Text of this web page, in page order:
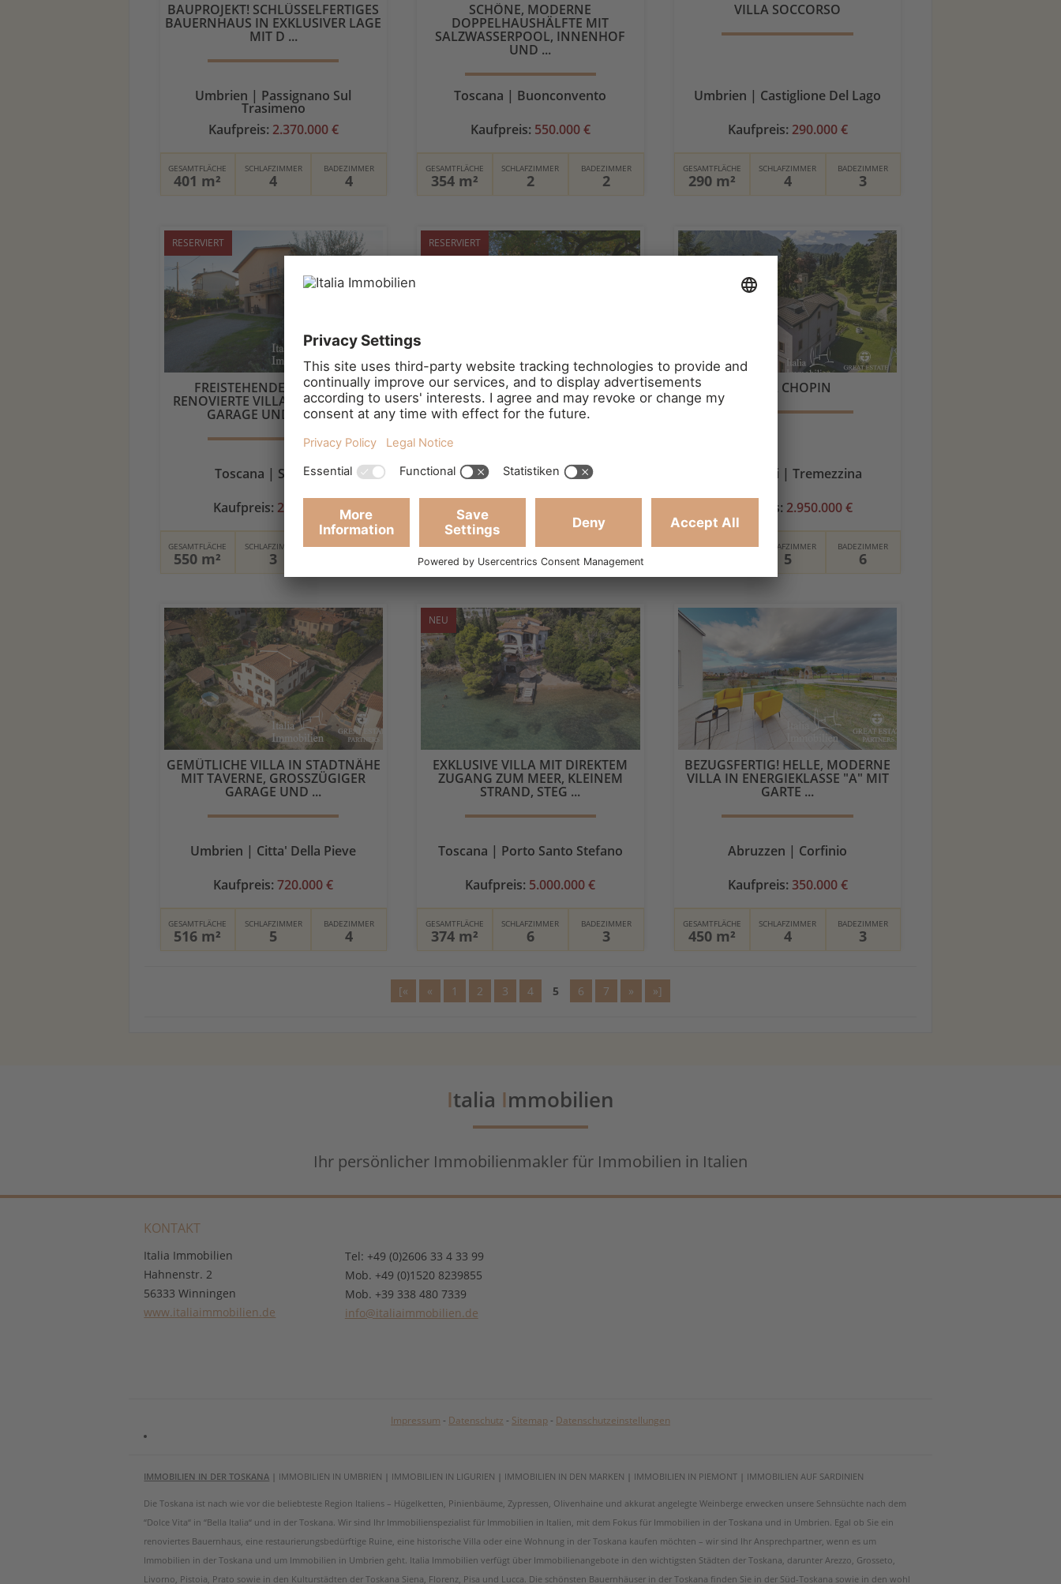
BAUPROJEKT! SCHLÜSSELFERTIGES
BAUERNHAUS IN EXKLUSIVER LAGE
MIT D ...
Umbrien | Passignano Sul
Trasimeno
Kaufpreis: 2.370.000 €
GESAMTFLÄCHE
401 m²
SCHLAFZIMMER
4
BADEZIMMER
4
SCHÖNE, MODERNE
DOPPELHAUSHÄLFTE MIT
SALZWASSERPOOL, INNENHOF
UND ...
Toscana | Buonconvento
Kaufpreis: 550.000 €
GESAMTFLÄCHE
354 m²
SCHLAFZIMMER
2
BADEZIMMER
2
VILLA SOCCORSO
Umbrien | Castiglione Del Lago
Kaufpreis: 290.000 €
GESAMTFLÄCHE
290 m²
SCHLAFZIMMER
4
BADEZIMMER
3
RESERVIERT
FREISTEHENDE, KÜRZLICH
RENOVIERTE VILLA MIT GROSSER G
ARAGE UND GART ...
Toscana | Sarteano
Kaufpreis: 250.000 €
GESAMTFLÄCHE
550 m²
SCHLAFZIMMER
3
BADEZIMMER
RESERVIERT
EXKLUSIVE VILLA MIT 2
NEBENGEBÄUDEN, GARTEN IN
SCHÖNER LAGE
Umbrien | Castiglione Del Lago
Kaufpreis:
GESAMTFLÄCHE
631 m²
SCHLAFZIMMER
4
BADEZIMMER
3
VILLA CHOPIN
Lombardei | Tremezzina
Kaufpreis: 2.950.000 €
GESAMTFLÄCHE SCHLAFZIMMER
5
BADEZIMMER
6
GEMÜTLICHE VILLA IN STADTNÄHE
MIT TAVERNE, GROSSZÜGIGER G
ARAGE UND ...
Umbrien | Citta' Della Pieve
Kaufpreis: 720.000 €
GESAMTFLÄCHE
516 m²
SCHLAFZIMMER
5
BADEZIMMER
4
NEU
EXKLUSIVE VILLA MIT DIREKTEM
ZUGANG ZUM MEER, KLEINEM
STRAND, STEG ...
Toscana | Porto Santo Stefano
Kaufpreis: 5.000.000 €
GESAMTFLÄCHE
374 m²
SCHLAFZIMMER
6
BADEZIMMER
3
BEZUGSFERTIG! HELLE, MODERNE
VILLA IN ENERGIEKLASSE "A" MIT
GARTE ...
Abruzzen | Corfinio
Kaufpreis: 350.000 €
GESAMTFLÄCHE
450 m²
SCHLAFZIMMER
4
BADEZIMMER
3
[« « 1 2 3 4 5 6 7 » »]
Italia Immobilien
Ihr persönlicher Immobilienmakler für Immobilien in Italien
KONTAKT
Italia Immobilien
Hahnenstr. 2
56333 Winningen
www.italiaimmobilien.de
Tel: +49 (0)2606 33 4 33 99
Mob. +49 (0)1520 8239855
Mob. +39 338 480 7339
info@italiaimmobilien.de
Impressum - Datenschutz - Sitemap- Datenschutzeinstellungen
IMMOBILIEN IN DER TOSKANA | IMMOBILIEN IN UMBRIEN | IMMOBILIEN IN LIGURIEN | IMMOBILIEN IN DEN MARKEN | IMMOBILIEN IN PIEMONT | IMMOBILIEN AUF SARDINIEN
Die Toskana ist nach wie vor die beliebteste Region Italiens – Hügelketten, Pinienbäume, Zypressen, Olivenhaine und akkurat angelegte Weinberge erwecken unsere Sehnsüchte nach dem
“Dolce Vita“ in “Bella Italia“ und in der Toskana. Wir sind Ihr Immobilienspezialist für Immobilien in Italien, mit dem Fokus für Immobilien in der Toskana und in Umbrien. Egal ob Sie ein
renoviertes Bauernhaus, eine restaurierungsbedürftige Ruine, eine historische Villa oder eine Wohnung in der Toskana kaufen möchten – wir sind Ihr Ansprechpartner, wenn es um
Immobilien in der Toskana und um Immobilien in Umbrien geht. Italia Immobilien verfügt über Immobilienangebote in den wichtigsten Städten der Toskana, darunter Arezzo, Grosseto,
Livorno, Pistoia, Prato sowie in den Kulturstädten der Toskana Siena, Florenz, Pisa und Lucca. Die schönsten Bauernhäuser in der Toskana finden Sie in der Süd-Toskana sowie in den wohl